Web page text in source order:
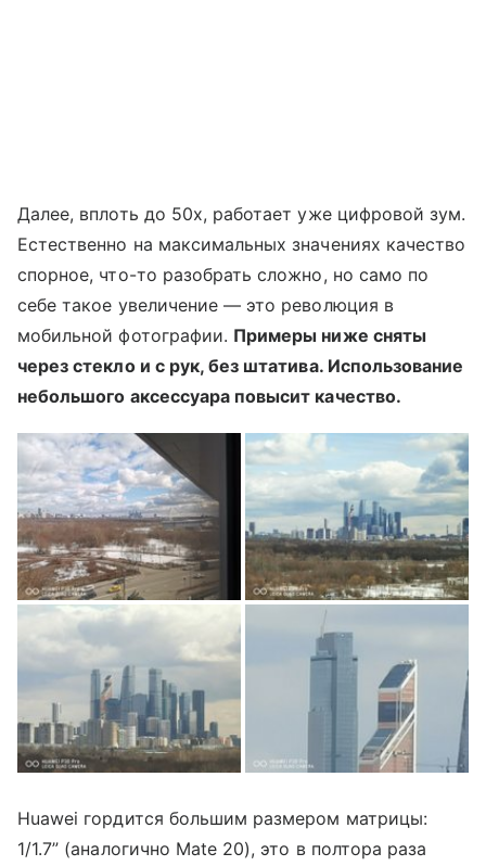
Далее, вплоть до 50х, работает уже цифровой зум.
Естественно на максимальных значениях качество
спорное, что-то разобрать сложно, но само по
себе такое увеличение — это революция в
мобильной фотографии. Примеры ниже сняты
через стекло и с рук, без штатива. Использование
небольшого аксессуара повысит качество.
Huawei гордится большим размером матрицы:
1/1.7” (аналогично Mate 20), это в полтора раза